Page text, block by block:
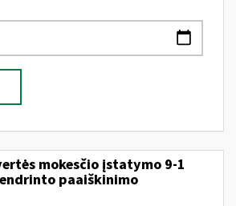
mokesčio įstatymo 9-1
paaiškinimo